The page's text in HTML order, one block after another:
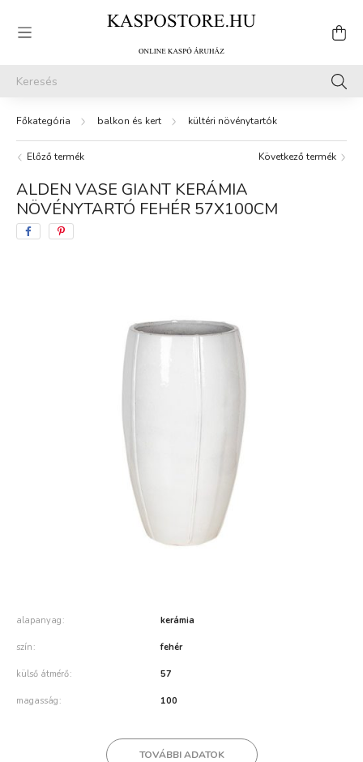
balkon és kert kültéri növénytartók
Előző termék Következő termék
ALDEN VASE GIANT KERÁMIA
NÖVÉNYTARTÓ FEHÉR 57X100CM
alapanyag kerámia
szín fehér
külső átmérő 57
magasság 100
TOVÁBBI ADATOK